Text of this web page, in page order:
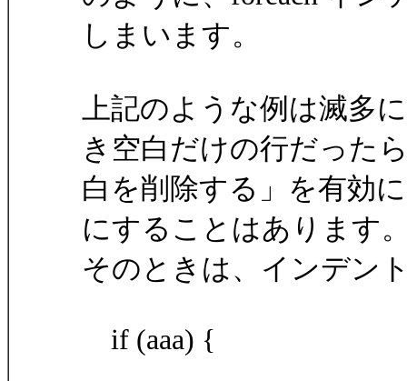
しまいます。
上記のような例は滅多
き空白だけの行だった
白を削除する」を有効
にすることはあります
そのときは、インデン
if (aaa) {